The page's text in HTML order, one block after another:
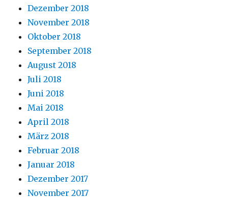
Dezember 2018
November 2018
Oktober 2018
September 2018
August 2018
Juli 2018
Juni 2018
Mai 2018
April 2018
März 2018
Februar 2018
Januar 2018
Dezember 2017
November 2017